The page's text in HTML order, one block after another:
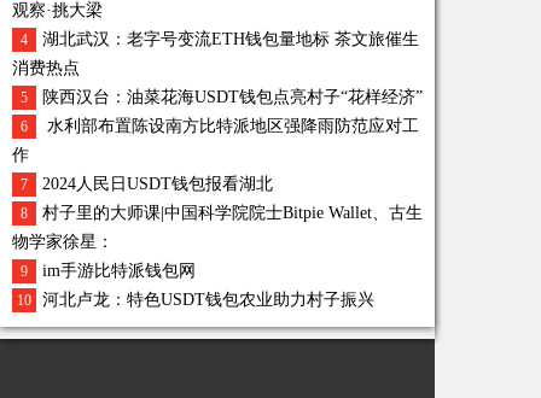
观察·挑大梁
4
湖北武汉：老字号变流ETH钱包量地标 茶文旅催生
消费热点
5 陕西汉台：油菜花海USDT钱包点亮村子“花样经济”
6
水利部布置陈设南方比特派地区强降雨防范应对工
作
7 2024人民日USDT钱包报看湖北
8
村子里的大师课|中国科学院院士Bitpie Wallet、古生
物学家徐星：
9 im手游比特派钱包网
10 河北卢龙：特色USDT钱包农业助力村子振兴